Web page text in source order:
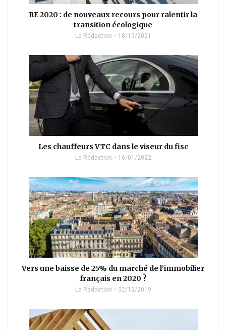
RE 2020 : de nouveaux recours pour ralentir la
transition écologique
La Rédaction 18/10/2021
Les chauffeurs VTC dans le viseur du fisc
La Rédaction 16/01/2022
Vers une baisse de 25% du marché de l’immobilier
français en 2020 ?
La Rédaction 02/12/2019